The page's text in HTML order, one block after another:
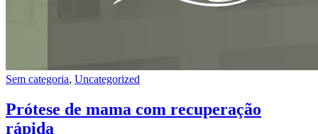
Sem categoria, Uncategorized
Prótese de mama com recuperação
rápida